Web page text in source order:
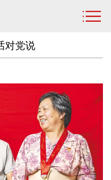
对党说